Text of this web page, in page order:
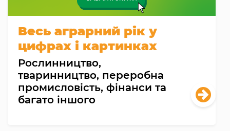
Весь аграрний рік у
цифрах і картинках
Рослинництво,
тваринництво, переробна
промисловість, фінанси та
багато іншого